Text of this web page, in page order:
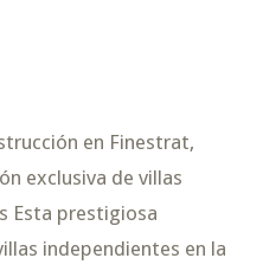
en Finestrat,
exclusiva de villas
Esta prestigiosa
independientes en la